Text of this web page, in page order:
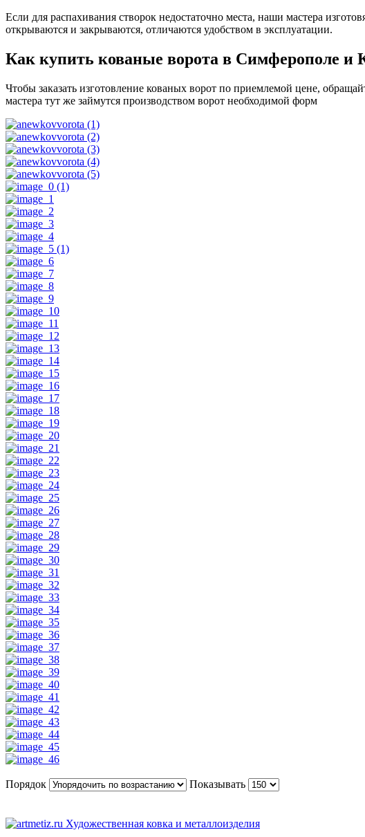
Если для распахивания створок недостаточно места, наши мастера
открываются и закрываются, отличаются удобством в эксплуатации.
Как купить кованые ворота в Симферополе и
Чтобы заказать изготовление кованых ворот по приемлемой цене,
мастера тут же займутся производством ворот необходимой форм
Порядок Показывать
Художественная ковка и металлоизделия